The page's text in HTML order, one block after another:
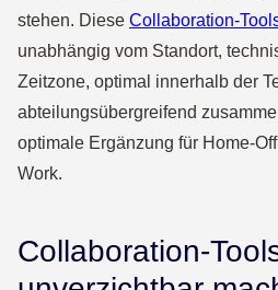
stehen. Diese Collaboration-
unabhängig vom Standort,
Zeitzone, optimal innerhalb der
abteilungsübergreifend
optimale Ergänzung für Home-
Work.
Collaboration-